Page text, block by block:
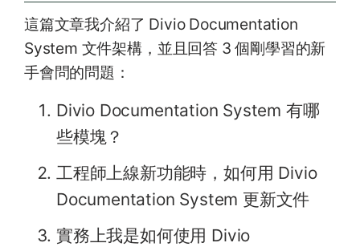
這篇文章我介紹了 Divio Documentation
System 文件架構，並且回答 3 個剛學習的新
手會問的問題：
Divio Documentation System 有哪
些模塊？
工程師上線新功能時，如何用 Divio
Documentation System 更新文件
實務上我是如何使用 Divio